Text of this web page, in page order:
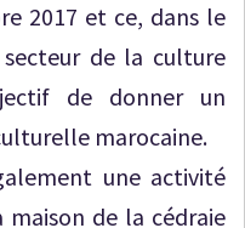
2017 et ce, dans le
de la culture
de donner un
marocaine.
une activité
maison de la cédraie